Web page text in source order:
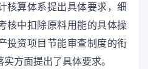
核算体系提出具体要求，细
核中扣除原料用能的具体操
投资项目节能审查制度的衔
方面提出了具体要求。